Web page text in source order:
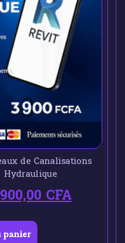
de Canalisations
Hydraulique
CFA
panier